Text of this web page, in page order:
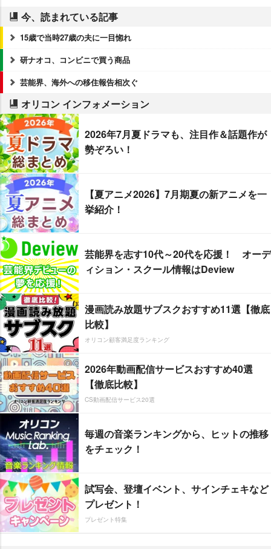
今、読まれている記事
15歳で当時27歳の夫に一目惚れ
研ナオコ、コンビニで買う商品
芸能界、海外への移住報告相次ぐ
オリコン インフォメーション
2026年7月夏ドラマも、注目作＆話題作が
勢ぞろい！
【夏アニメ2026】7月期夏の新アニメを一
挙紹介！
芸能界を志す10代～20代を応援！ オーデ
ィション・スクール情報はDeview
漫画読み放題サブスクおすすめ11選【徹底
比較】
オリコン顧客満足度ランキング
2026年動画配信サービスおすすめ40選
【徹底比較】
CS動画配信サービス20選
毎週の音楽ランキングから、ヒットの推移
をチェック！
試写会、登壇イベント、サインチェキなど
プレゼント！
プレゼント特集